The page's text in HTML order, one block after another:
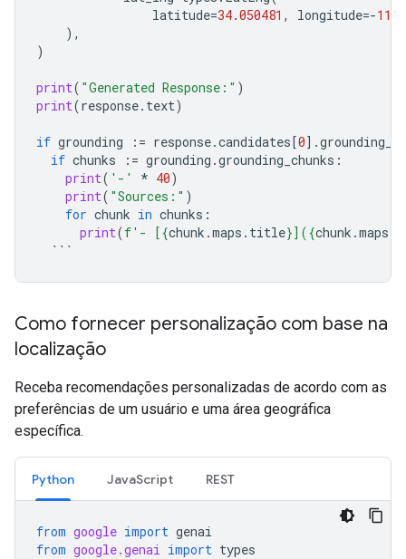
latitude=34.050481 , longitude=-
),
)
print( "Generated Response:" )
print(response. text)
if grounding := response.candidates[0] .
if chunks := grounding .grounding_chunks :
print( '-' * 40)
print( "Sources:" )
for chunk in chunks :
print(f'- [{chunk .maps . title}]({chunk .maps
```
Como fornecer personalização com base na
localização
Receba recomendações personalizadas de acordo com as
preferências de um usuário e uma área geográfica
específica.
Python JavaScript REST
from google import genai
from google.genai import types